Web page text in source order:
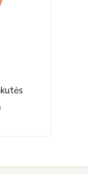
range:
€418.00